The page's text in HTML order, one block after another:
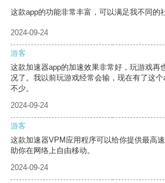
这款app的功能非常丰富，可以满足我不同的
2024-09-24
游客
这款加速器app的加速效果非常好，玩游戏再
况了。我以前玩游戏经常会输，现在有了这
不少。
2024-09-24
游客
这款加速器VPM应用程序可以给你提供最高
助你在网络上自由移动。
2024-09-24